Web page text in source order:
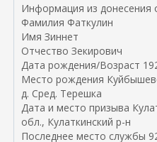
Информация из донесения
Фамилия Фаткулин
Имя Зиннет
Отчество Зекирович
Дата рождения/Возраст
Место рождения
д. Сред. Терешка
Дата и место призыва
обл., Кулаткинский р-н
Последнее место службы